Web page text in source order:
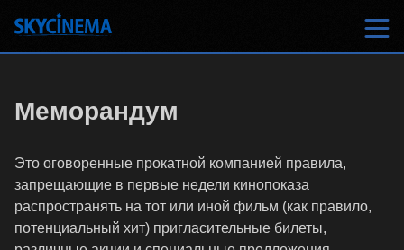
Меморандум
Это оговоренные прокатной компанией правила,
запрещающие в первые недели кинопоказа
распространять на тот или иной фильм (как правило,
потенциальный хит) пригласительные билеты,